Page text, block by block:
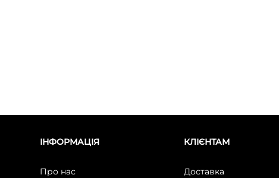
ІНФОРМАЦІЯ
Про нас
КЛІЄНТАМ
Доставка